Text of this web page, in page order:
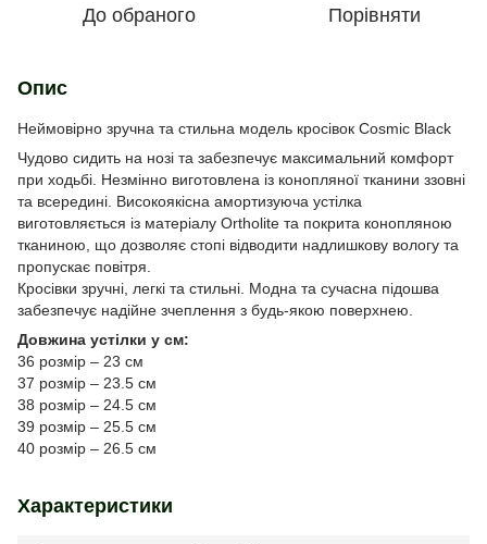
До обраного Порівняти
Опис
Неймовірно зручна та стильна модель кросівок Cosmic Black
Чудово сидить на нозі та забезпечує максимальний комфорт
при ходьбі. Незмінно виготовлена із конопляної тканини ззовні
та всередині. Високоякісна амортизуюча устілка
виготовляється із матеріалу Ortholite та покрита конопляною
тканиною, що дозволяє стопі відводити надлишкову вологу та
пропускає повітря.
Кросівки зручні, легкі та стильні. Модна та сучасна підошва
забезпечує надійне зчеплення з будь-якою поверхнею.
Довжина устілки у см:
36 розмір – 23 см
37 розмір – 23.5 см
38 розмір – 24.5 см
39 розмір – 25.5 см
40 розмір – 26.5 см
Характеристики